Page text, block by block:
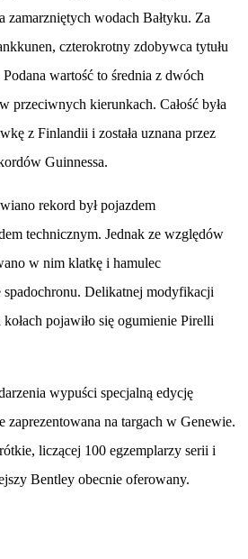
zamarzniętych wodach Bałtyku. Za
czterokrotny zdobywca tytułu
wartość to średnia z dwóch
przeciwnych kierunkach. Całość była
z Finlandii i została uznana przez
Guinnessa.
rekord był pojazdem
technicznym. Jednak ze względów
w nim klatkę i hamulec
Delikatnej modyfikacji
pojawiło się ogumienie Pirelli
wypuści specjalną edycję
zaprezentowana na targach w Genewie.
liczącej 100 egzemplarzy serii i
Bentley obecnie oferowany.